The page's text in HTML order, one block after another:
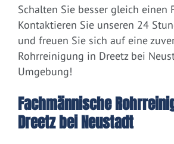
Schalten Sie besser gleich einen
Kontaktieren Sie unseren 24
und freuen Sie sich auf eine
Rohrreinigung in Dreetz bei
Umgebung!
Fachmännische
Dreetz bei Neustadt